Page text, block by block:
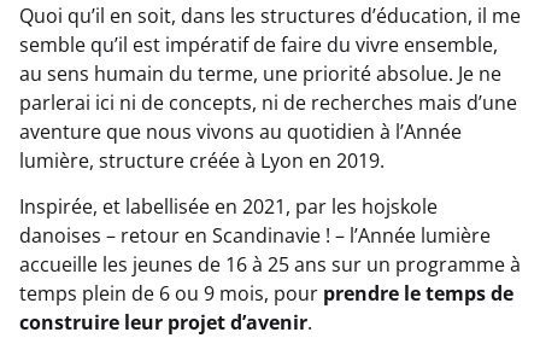
Quoi qu’il en soit, dans les structures d’éducation, il me
semble qu’il est impératif de faire du vivre ensemble,
au sens humain du terme, une priorité absolue. Je ne
parlerai ici ni de concepts, ni de recherches mais d’une
aventure que nous vivons au quotidien à l’Année
lumière, structure créée à Lyon en 2019.
Inspirée, et labellisée en 2021, par les hojskole
danoises – retour en Scandinavie ! – l’Année lumière
accueille les jeunes de 16 à 25 ans sur un programme à
temps plein de 6 ou 9 mois, pour prendre le tempsde
construire leur projet d’avenir.